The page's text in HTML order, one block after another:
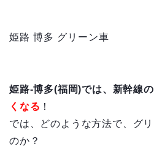
姫路 博多 グリーン車
姫路-博多(福岡)では、新幹線の
くなる ！
では、どのような方法で、グ
のか？